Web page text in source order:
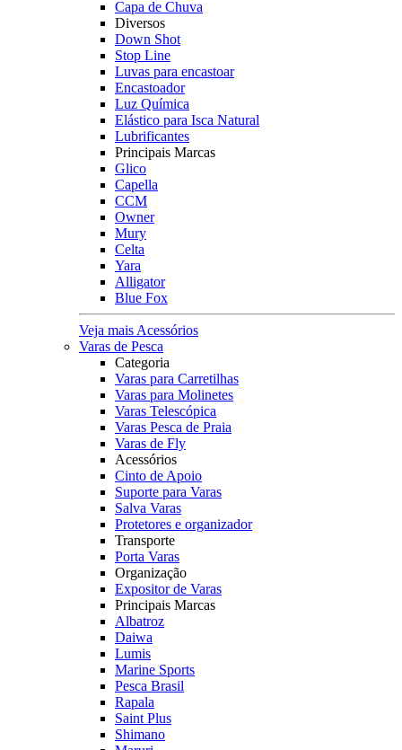
Capa de Chuva
Diversos
Down Shot
Stop Line
Luvas para encastoar
Encastoador
Luz Química
Elástico para Isca Natural
Lubrificantes
Principais Marcas
Glico
Capella
CCM
Owner
Mury
Celta
Yara
Alligator
Blue Fox
Veja mais Acessórios
Varas de Pesca
Categoria
Varas para Carretilhas
Varas para Molinetes
Varas Telescópica
Varas Pesca de Praia
Varas de Fly
Acessórios
Cinto de Apoio
Suporte para Varas
Salva Varas
Protetores e organizador
Transporte
Porta Varas
Organização
Expositor de Varas
Principais Marcas
Albatroz
Daiwa
Lumis
Marine Sports
Pesca Brasil
Rapala
Saint Plus
Shimano